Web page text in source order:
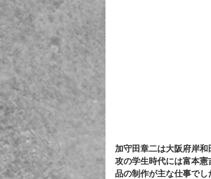
加守田章二は大阪府岸
攻の学生時代には富本
品の制作が主な仕事で